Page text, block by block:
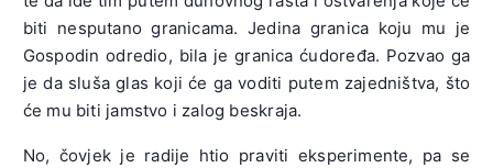
biti nesputano granicama. Jedina granica koju mu je
Gospodin odredio, bila je granica ćudoređa. Pozvao ga
je da sluša glas koji će ga voditi putem zajedništva, što
će mu biti jamstvo i zalog beskraja.
No, čovjek je radije htio praviti eksperimente, pa se